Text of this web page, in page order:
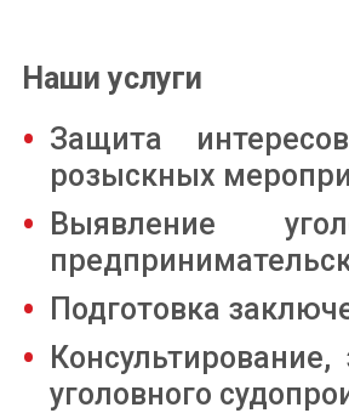
Наши услуги
Защита
розыскных
Выявление
Подготовка
уголовного